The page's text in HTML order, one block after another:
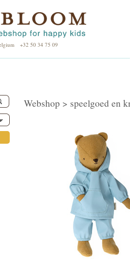
+32 50 34 75 09
Webshop > speelgoed en